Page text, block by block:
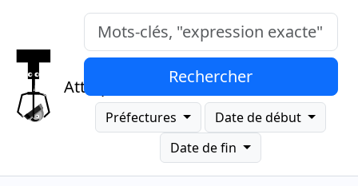
Attrap
Mots-clés, "expression exacte"
Rechercher
Préfectures
Date de début
Date de fin